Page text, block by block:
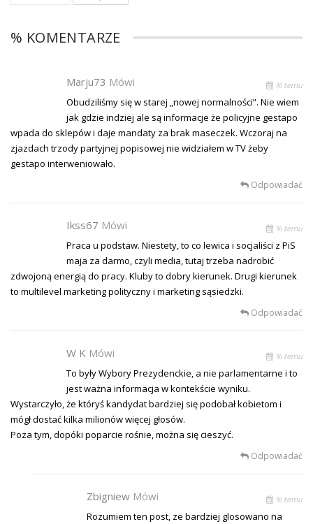
% KOMENTARZE
Marju73 Mówi % temu
Obudziliśmy się w starej „nowej normalności”. Nie wiem
jak gdzie indziej ale są informacje że policyjne gestapo
wpada do sklepów i daje mandaty za brak maseczek. Wczoraj na
zjazdach trzody partyjnej popisowej nie widziałem w TV żeby
gestapo interweniowało.
Odpowiadać
Ikss67 Mówi % temu
Praca u podstaw. Niestety, to co lewica i socjaliści z PiS
maja za darmo, czyli media, tutaj trzeba nadrobić
zdwojoną energią do pracy. Kluby to dobry kierunek. Drugi kierunek
to multilevel marketing polityczny i marketing sąsiedzki.
Odpowiadać
W K Mówi % temu
To były Wybory Prezydenckie, a nie parlamentarne i to
jest ważna informacja w kontekście wyniku.
Wystarczyło, że któryś kandydat bardziej się podobał kobietom i
mógł dostać kilka milionów więcej głosów.
Poza tym, dopóki poparcie rośnie, można się cieszyć.
Odpowiadać
Zbigniew Mówi % temu
Rozumiem ten post, ze bardziej glosowano na